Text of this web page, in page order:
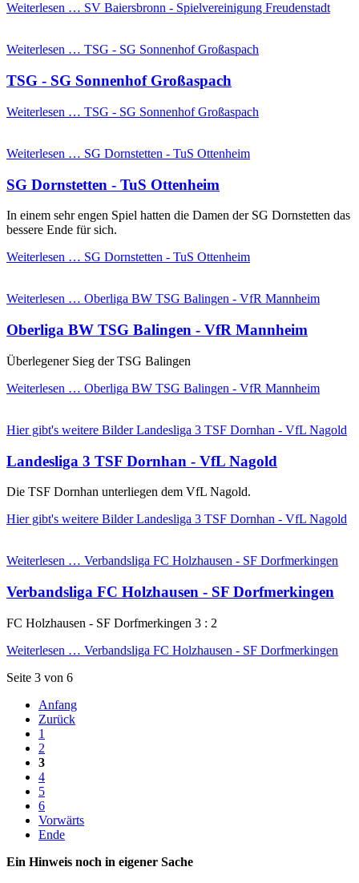
Weiterlesen … SV Baiersbronn - Spielvereinigung Freudenstadt
Weiterlesen … TSG - SG Sonnenhof Großaspach
TSG - SG Sonnenhof Großaspach
Weiterlesen … TSG - SG Sonnenhof Großaspach
Weiterlesen … SG Dornstetten - TuS Ottenheim
SG Dornstetten - TuS Ottenheim
In einem sehr engen Spiel hatten die Damen der SG Dornstetten das
bessere Ende für sich.
Weiterlesen … SG Dornstetten - TuS Ottenheim
Weiterlesen … Oberliga BW TSG Balingen - VfR Mannheim
Oberliga BW TSG Balingen - VfR Mannheim
Überlegener Sieg der TSG Balingen
Weiterlesen … Oberliga BW TSG Balingen - VfR Mannheim
Hier gibt's weitere BilderLandesliga 3 TSF Dornhan - VfL Nagold
Landesliga 3 TSF Dornhan - VfL Nagold
Die TSF Dornhan unterliegen dem VfL Nagold.
Hier gibt's weitere BilderLandesliga 3 TSF Dornhan - VfL Nagold
Weiterlesen … Verbandsliga FC Holzhausen - SF Dorfmerkingen
Verbandsliga FC Holzhausen - SF Dorfmerkingen
FC Holzhausen - SF Dorfmerkingen 3 : 2
Weiterlesen … Verbandsliga FC Holzhausen - SF Dorfmerkingen
Seite 3 von 6
Anfang
Zurück
1
2
3
4
5
6
Vorwärts
Ende
Ein Hinweis noch in eigener Sache